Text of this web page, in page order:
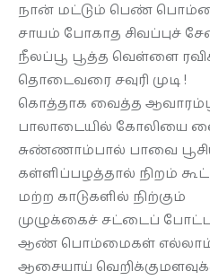
நான் மட்டும் பெண்
சாயம் போகாத சிவப்புச்
நீலப்பூ பூத்த வெள்ளை
தொடைவரை சவுரி முடி !
கொத்தாக வைத்த
பாலாடையில் கோலியை
சுண்ணாம்பால் பாவை
கள்ளிப்பழத்தால் நிறம்
மற்ற காடுகளில் நிற்கும்
முழுக்கைச் சட்டைப்
ஆண் பொம்மைகள்
ஆசையாய்